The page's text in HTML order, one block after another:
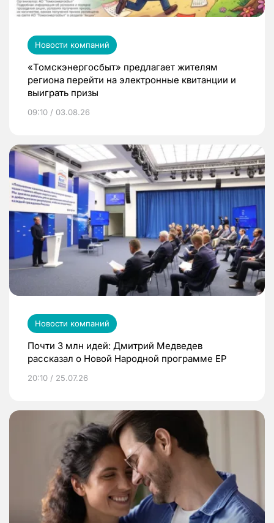
Новости компаний
«Томскэнергосбыт» предлагает жителям
региона перейти на электронные квитанции и
выиграть призы
09:10 / 03.08.26
Новости компаний
Почти 3 млн идей: Дмитрий Медведев
рассказал о Новой Народной программе ЕР
20:10 / 25.07.26